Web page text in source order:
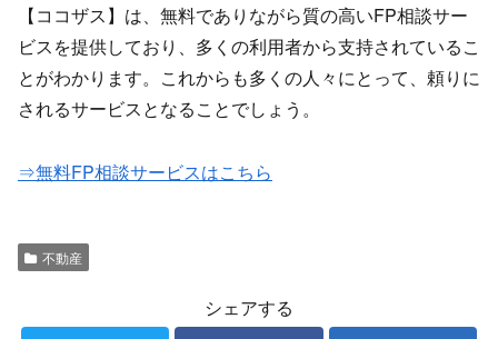
【ココザス】 は、無料でありながら質の高いFP相談サー
ビスを提供しており、多くの利用者から支持されているこ
とがわかります。これからも多くの人々にとって、頼りに
されるサービスとなることでしょう。
⇒無料FP相談サービスはこちら
不動産
シェアする